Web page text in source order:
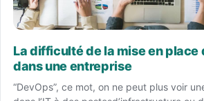
La difficulté de la mise en place
dans une entreprise
“DevOps”, ce mot, on ne peut plus voir